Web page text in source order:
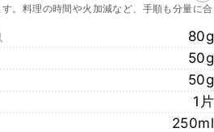
。料理の時間や火加減など、手順も分量に合
80g
50g
50g
1片
250ml